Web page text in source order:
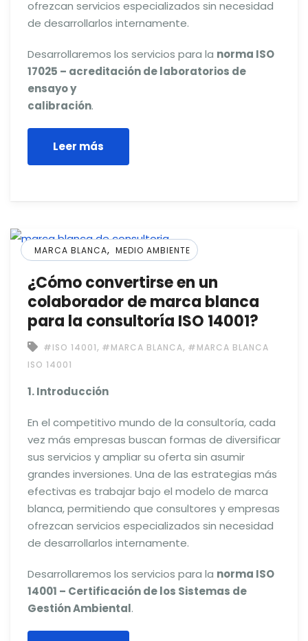
ofrezcan servicios especializados sin necesidad
de desarrollarlos internamente.
Desarrollaremos los servicios para la norma ISO
17025 – acreditación de laboratorios de
ensayo y
calibración.
Leer más
MARCA BLANCA, MEDIO AMBIENTE
¿Cómo convertirse en un
colaborador de marca blanca
para la consultoría ISO 14001?
#ISO 14001, #MARCA BLANCA, #MARCA BLANCA
ISO 14001
1. Introducción
En el competitivo mundo de la consultoría, cada
vez más empresas buscan formas de diversificar
sus servicios y ampliar su oferta sin asumir
grandes inversiones. Una de las estrategias más
efectivas es trabajar bajo el modelo de marca
blanca, permitiendo que consultores y empresas
ofrezcan servicios especializados sin necesidad
de desarrollarlos internamente.
Desarrollaremos los servicios para la norma ISO
14001 – Certificación de los Sistemas de
Gestión Ambiental.